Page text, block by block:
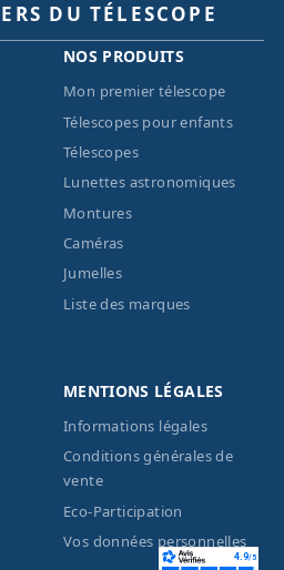
DU TÉLESCOPE
NOS PRODUITS
Mon premier télescope
Télescopes pour enfants
Télescopes
Lunettes astronomiques
Montures
Caméras
Jumelles
Liste des marques
MENTIONS LÉGALES
Informations légales
Conditions générales de
vente
Eco-Participation
Vos données personnelles